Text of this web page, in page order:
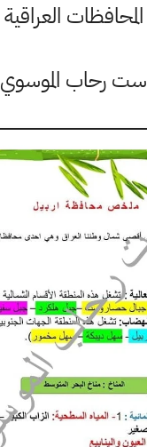
المحافظات العراقية
ست رحاب الموسوي